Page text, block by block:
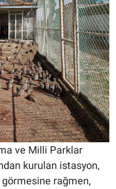
ve Milli Parklar
kurulan istasyon,
rağmen,